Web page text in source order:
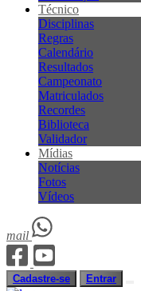
Técnico
Disciplinas
Regras
Calendário
Resultados
Campeonato
Matriculados
Recordes
Biblioteca
Validador
Mídias
Notícias
Fotos
Vídeos
mail
Cadastre-se Entrar